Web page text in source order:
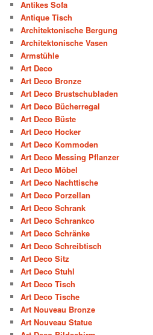
Antikes Sofa
Antique Tisch
Architektonische Bergung
Architektonische Vasen
Armstühle
Art Deco
Art Deco Bronze
Art Deco Brustschubladen
Art Deco Bücherregal
Art Deco Büste
Art Deco Hocker
Art Deco Kommoden
Art Deco Messing Pflanzer
Art Deco Möbel
Art Deco Nachttische
Art Deco Porzellan
Art Deco Schrank
Art Deco Schrankco
Art Deco Schränke
Art Deco Schreibtisch
Art Deco Sitz
Art Deco Stuhl
Art Deco Tisch
Art Deco Tische
Art Nouveau Bronze
Art Nouveau Statue